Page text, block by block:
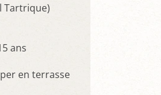
Tartrique)
ans
en terrasse